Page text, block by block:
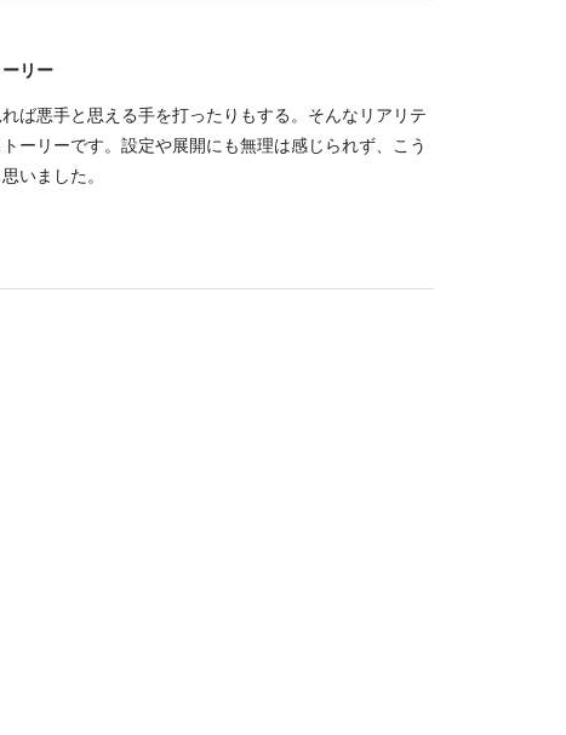
リー
ば悪手と思える手を打ったりもする。そんなリアリテ
ーリーです。設定や展開にも無理は感じられず、こう
いました。